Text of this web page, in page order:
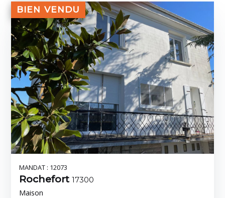
BIEN VENDU
MANDAT : 12073
Rochefort17300
Maison